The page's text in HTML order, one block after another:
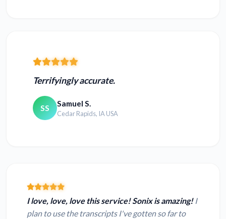
Terrifyingly accurate.
SS Samuel S.
Cedar Rapids, IA USA
I love, love, love this service! Sonix is amazing!I
plan to use the transcripts I've gotten so far to